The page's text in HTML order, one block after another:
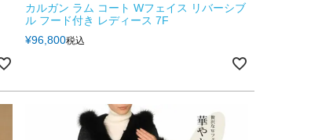
カルガン ラム コート Wフェイス リバーシブ
ル フード付き レディース 7F
¥96,800税込